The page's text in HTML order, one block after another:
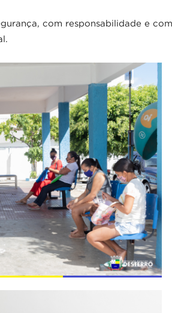
com responsabilidade e